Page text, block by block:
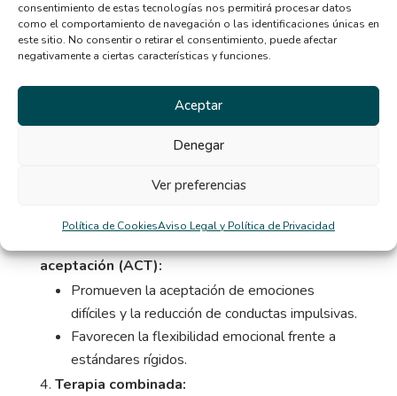
consentimiento de estas tecnologías nos permitirá procesar datos
como el comportamiento de navegación o las identificaciones únicas en
este sitio. No consentir o retirar el consentimiento, puede afectar
negativamente a ciertas características y funciones.
Aceptar
Denegar
Ver preferencias
Política de CookiesAviso Legal y Política de Privacidad
Terapia cognitivo-conductual (TCC):
Ayuda a identificar pensamientos
disfuncionales relacionados con la comida, la
Enseña habilidades de afrontamiento y
regulación emocional.
Terapia familiar y sistémica:
patrones de interacción y apoyo emocional.
Especialmente útil en adolescentes y jóvenes.
aceptación (ACT):
Promueven la aceptación de emociones
difíciles y la reducción de conductas impulsivas.
Favorecen la flexibilidad emocional frente a
estándares rígidos.
Terapia combinada: